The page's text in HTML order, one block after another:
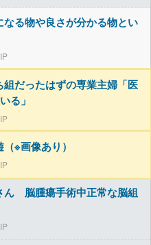
る物や良さが分かる物とい
だったはずの専業主婦「医
る」
※画像あり）
ん 脳腫瘍手術中正常な脳組